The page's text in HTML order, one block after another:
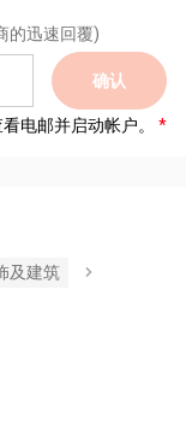
的迅速回覆)
确认
电邮并启动帐户。
及建筑